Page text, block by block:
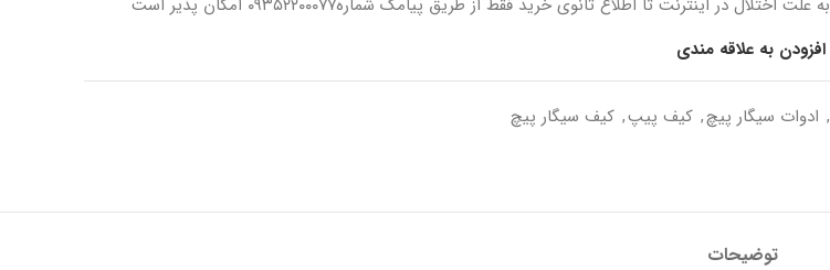
به علت اختلال در اینترنتتا اطلاع ثانویخریدفقط از طریق پیامک شماره۰۹۳۵۲۲۰۰۰۷۷ امکان پذیر است
افزودن به علاقه مندی
, ادوات سیگار پیچ, کیف پیپ, کیف سیگار پیچ
توضیحات